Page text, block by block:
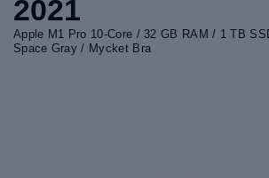
2021
Apple M1 Pro 10-Core / 32 GB RAM / 1 TB
Space Gray / Mycket Bra